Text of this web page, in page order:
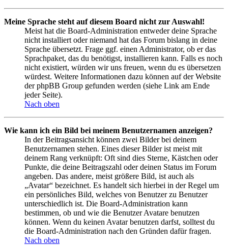
Meine Sprache steht auf diesem Board nicht zur Auswahl!
Meist hat die Board-Administration entweder deine Sprache
nicht installiert oder niemand hat das Forum bislang in deine
Sprache übersetzt. Frage ggf. einen Administrator, ob er das
Sprachpaket, das du benötigst, installieren kann. Falls es noch
nicht existiert, würden wir uns freuen, wenn du es übersetzen
würdest. Weitere Informationen dazu können auf der Website
der phpBB Group gefunden werden (siehe Link am Ende
jeder Seite).
Nach oben
Wie kann ich ein Bild bei meinem Benutzernamen anzeigen?
In der Beitragsansicht können zwei Bilder bei deinem
Benutzernamen stehen. Eines dieser Bilder ist meist mit
deinem Rang verknüpft: Oft sind dies Sterne, Kästchen oder
Punkte, die deine Beitragszahl oder deinen Status im Forum
angeben. Das andere, meist größere Bild, ist auch als
„Avatar“ bezeichnet. Es handelt sich hierbei in der Regel um
ein persönliches Bild, welches von Benutzer zu Benutzer
unterschiedlich ist. Die Board-Administration kann
bestimmen, ob und wie die Benutzer Avatare benutzen
können. Wenn du keinen Avatar benutzen darfst, solltest du
die Board-Administration nach den Gründen dafür fragen.
Nach oben